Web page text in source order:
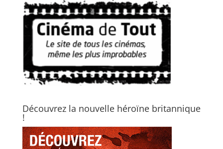
Découvrez la nouvelle héroïne britannique
!